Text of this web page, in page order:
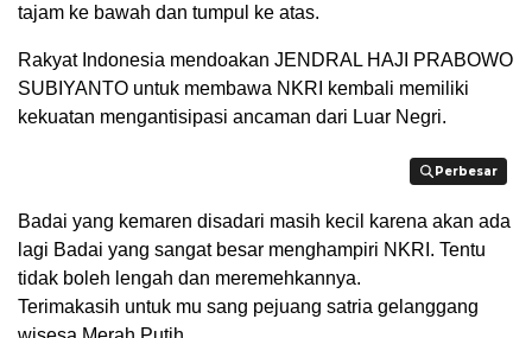
tajam ke bawah dan tumpul ke atas.
Rakyat Indonesia mendoakan JENDRAL HAJI PRABOWO
SUBIYANTO untuk membawa NKRI kembali memiliki
kekuatan mengantisipasi ancaman dari Luar Negri.
Perbesar
Perbesar
Badai yang kemaren disadari masih kecil karena akan ada
lagi Badai yang sangat besar menghampiri NKRI. Tentu
tidak boleh lengah dan meremehkannya.
Terimakasih untuk mu sang pejuang satria gelanggang